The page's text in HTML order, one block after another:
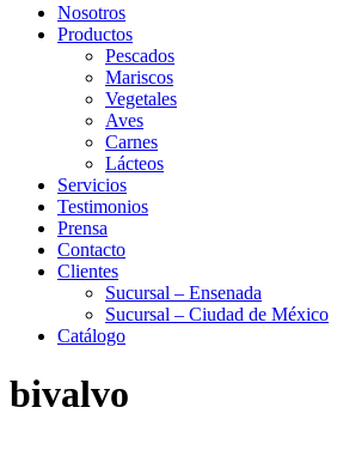
Nosotros
Productos
Pescados
Mariscos
Vegetales
Aves
Carnes
Lácteos
Servicios
Testimonios
Prensa
Contacto
Clientes
Sucursal – Ensenada
Sucursal – Ciudad de México
Catálogo
bivalvo